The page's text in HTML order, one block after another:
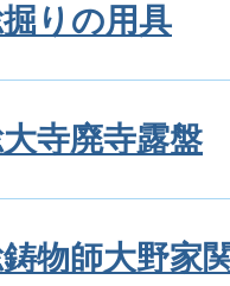
りの用具
寺廃寺露盤
物師大野家